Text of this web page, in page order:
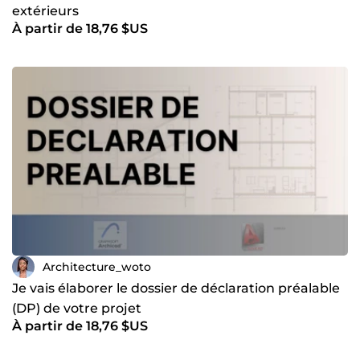
extérieurs
À partir de 18,76 $US
Architecture_woto
Je vais élaborer le dossier de déclaration préalable
(DP) de votre projet
À partir de 18,76 $US